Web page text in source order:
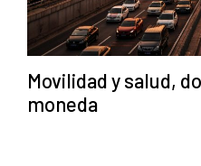
Movilidad y salud,
moneda